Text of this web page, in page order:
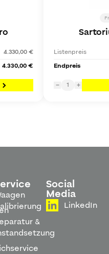
4.330,00 €
4.330,00 €
Listenpreis
Endpreis
− 1 +
&
Social
Media
LinkedIn